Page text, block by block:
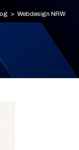
> Webdesign NRW